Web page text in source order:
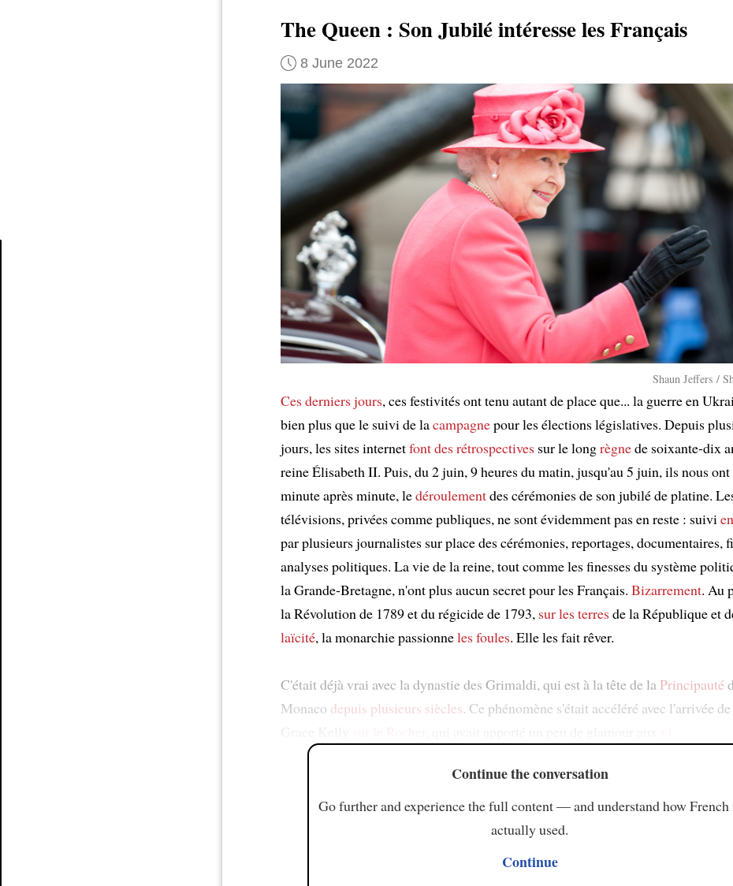
The Queen : Son Jubilé intéresse les Français
8 June 2022
Shaun Jeffers /
Ces derniers jours, ces festivités ont tenu autant de place que... la guerre en
bien plus que le suivi de lacampagnepour les élections législatives. Depuis
jours, les sites internetfont des rétrospectives sur le longrègnede soixante-dix
reine Élisabeth II. Puis, du 2 juin, 9 heures du matin, jusqu'au 5 juin, ils nous ont
minute après minute, ledéroulementdes cérémonies de son jubilé de platine.
télévisions, privées comme publiques, ne sont évidemment pas en reste : suivi
par plusieurs journalistes sur place des cérémonies, reportages, documentaires,
analyses politiques. La vie de la reine, tout comme les finesses du système
la Grande-Bretagne, n'ont plus aucun secret pour les Français. Bizarrement. Au
la Révolution de 1789 et du régicide de 1793, sur les terresde la République et
laïcité, la monarchie passionneles foules. Elle les fait rêver.
C'était déjà vrai avec la dynastie des Grimaldi, qui est à la tête de la Principauté
Monaco depuis plusieurs siècles. Ce phénomène s'était accéléré avec l'arrivée
Continue the conversation
Go further and experience the full content — and understand how French
actually used.
Continue